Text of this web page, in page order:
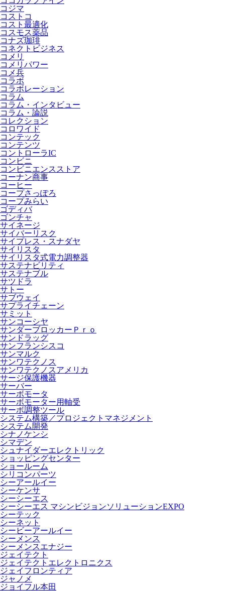
コジマ
コストコ
コスト最適化
コスモス薬品
コナズ珈琲
コネクトビジネス
コメリ
コメリパワー
コメ兵
コラボ
コラボレーション
コラム
コラム・インタビュー
コラム・論説
コレクション
コロワイド
コンテック
コンテンツ
コントローラIC
コンビニ
コンビニエンスストア
コーナン商事
コーヒー
コープさっぽろ
コープみらい
ゴディバ
ゴンチャ
サイネージ
サイバーリスク
サイプレス・スナダヤ
サイリスタ
サイリスタ式電力調整器
サステナビリティ
サステナブル
サツドラ
サトー
サブウェイ
サプライチェーン
サミット
サンコーシヤ
サンダーブロッカーＰｒｏ
サンドラッグ
サンフランシスコ
サンマルク
サンワテクノス
サンワテクノスアメリカ
サージ保護機器
サーバー
サーボモータ
サーボモーター用軸受
サーボ調整ツール
システム構築／プロジェクトマネジメント
システム開発
シナノケンシ
シマデン
シュナイダーエレクトリック
ショッピングセンター
ショールーム
シリコンパーツ
シーアールイー
シーケンサ
シーシーエス
シーシーエス マシンビジョンソリューションEXPO
シーテック
シーネット
シービーアールイー
シーメンス
シーメンスエナジー
ジェイテクト
ジェイテクトエレクトロニクス
ジェイフロンティア
ジャノメ
ジョイフル本田